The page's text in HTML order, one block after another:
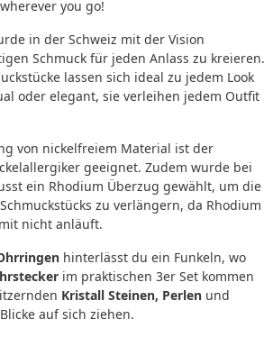
you go!
in der Schweiz mit der Vision
Schmuck für jeden Anlass zu kreieren.
lassen sich ideal zu jedem Look
oder elegant, sie verleihen jedem Outfit
von nickelfreiem Material ist der
geeignet. Zudem wurde bei
ein Rhodium Überzug gewählt, um die
zu verlängern, da Rhodium
nicht anläuft.
hinterlässt du ein Funkeln, wo
im praktischen 3er Set kommen
Kristall Steinen, Perlen und
auf sich ziehen.